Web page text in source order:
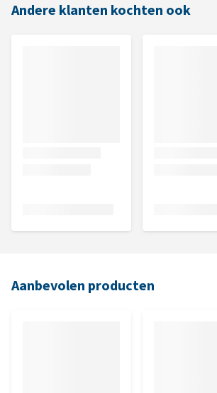
Andere klanten kochten ook
Aanbevolen producten